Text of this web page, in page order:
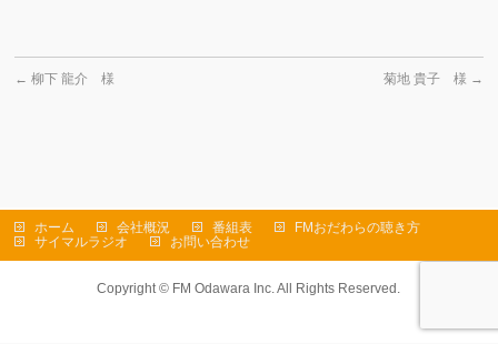
← 柳下 龍介 様 菊地 貴子 様 →
ホーム 会社概況 番組表
FMおだわらの聴き方
サイマルラジオ
お問い合わせ
Copyright © FM Odawara Inc. All Rights Reserved.